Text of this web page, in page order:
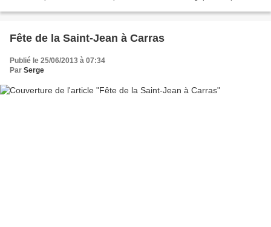
Fête de la Saint-Jean à Carras
Publié le 25/06/2013 à 07:34
Par Serge